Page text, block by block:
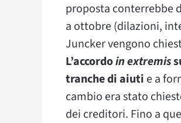
proposta conterrebbe
a ottobre (dilazioni,
Juncker vengono
L’accordoin extremis
tranche di aiuti e a
cambio era stato
dei creditori. Fino a